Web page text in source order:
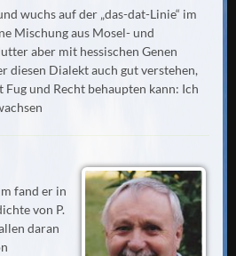
wuchs auf der „das-dat-Linie“ im
Mischung aus Mosel- und
aber mit hessischen Genen
diesen Dialekt auch gut verstehen,
und Recht behaupten kann: Ich
fand er in
von P.
daran